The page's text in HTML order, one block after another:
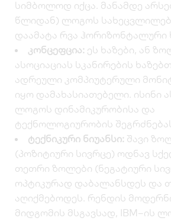
სიმბოლოდ იქცა. მანამდე
წლიდან) ლოგოს
დაამატა რვა ჰორიზონტალური
კონცეფცია: ეს ხაზები, ან
ასოციაციას სკანირების
ადრეული კომპიუტერული
იყო დამახასიათებელი. ისინი
ლოგოს დინამიკურობისა და
ტექნოლოგიურობის
ტექნიკური ნიუანსი: შავი
(პოზიტიური სივრცე) ოდნავ
თეთრი ზოლები (ნეგატიური
ოპტიკურად დაბალანსდეს და
აღიქმებოდეს. რენდის
მიდგომის მსგავსად, IBM–ის